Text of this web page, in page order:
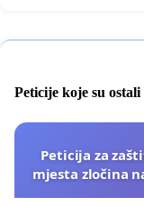
Peticije koje su
Peticija za
mjesta zločina